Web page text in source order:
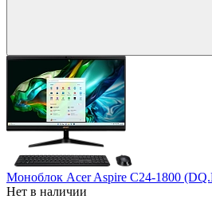
Моноблок Acer Aspire C24-1800
Нет в наличии